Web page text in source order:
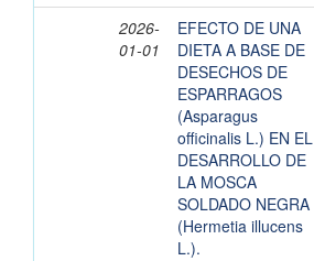
2026-
01-01
EFECTO DE UNA
DIETA A BASE DE
DESECHOS DE
ESPARRAGOS
(Asparagus
officinalis L.) EN EL
DESARROLLO DE
LA MOSCA
SOLDADO NEGRA
(Hermetia illucens
L.).